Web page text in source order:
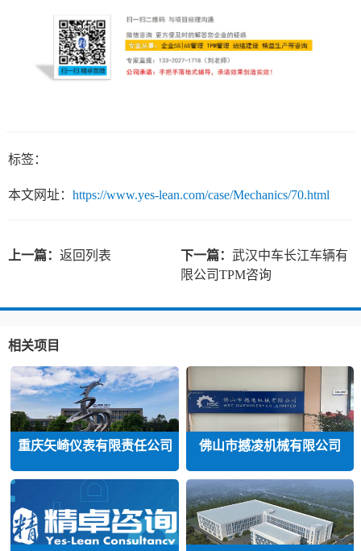
标签：
本文网址： https://www.yes-lean.com/case/Mechanics/70.html
上一篇： 返回列表 下一篇： 武汉中车长江车辆有
限公司TPM咨询
相关项目
重庆矢崎仪表有限责任公司 佛山市撼凌机械有限公司